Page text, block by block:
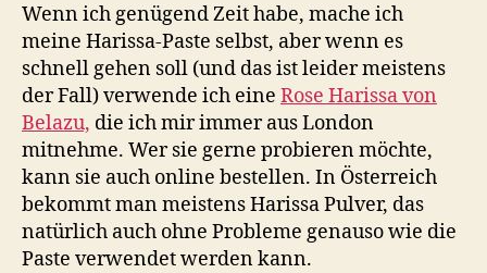
Wenn ich genügend Zeit habe, mache ich
meine Harissa-Paste selbst, aber wenn es
schnell gehen soll (und das ist leider meistens
der Fall) verwende ich eine Rose Harissa von
Belazu, die ich mir immer aus London
mitnehme. Wer sie gerne probieren möchte,
kann sie auch online bestellen. In Österreich
bekommt man meistens Harissa Pulver, das
natürlich auch ohne Probleme genauso wie die
Paste verwendet werden kann.